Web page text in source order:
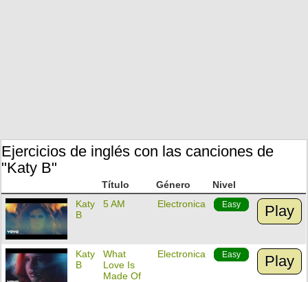
Ejercicios de inglés con las canciones de
"Katy B"
Título Género
Nivel
Katy
B
5 AM Electronica Easy Play
Katy
B
What
Love Is
Made Of
Electronica Easy Play